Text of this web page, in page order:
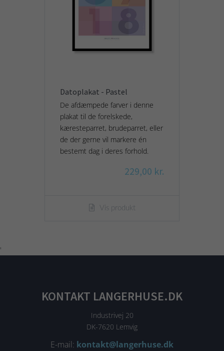
Datoplakat - Pastel
De afdæmpede farver i denne
plakat til de forelskede,
kæresteparret, brudeparret, eller
de der gerne vil markere én
bestemt dag i deres forhold.
229,00 kr.
Vis produkt
'
KONTAKT LANGERHUSE.DK
Industrivej 20
DK-7620 Lemvig
E-mail: kontakt@langerhuse.dk